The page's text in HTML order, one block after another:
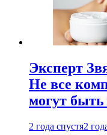
Эксперт
Не все
могут
2 года спустя2